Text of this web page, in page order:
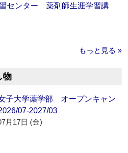
センター 薬剤師生涯学習講
もっと見る »
物
子大学薬学部 オープンキャン
07-2027/03
月17日 (金)